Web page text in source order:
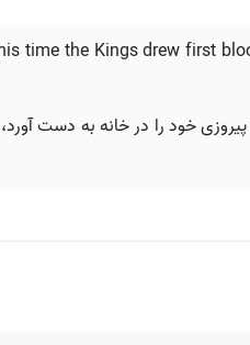
time the Kings drew first